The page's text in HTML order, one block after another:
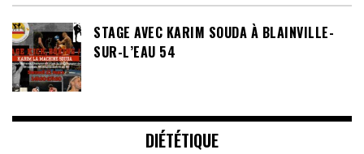
STAGE AVEC KARIM SOUDA À BLAINVILLE-
SUR-L’EAU 54
DIÉTÉTIQUE